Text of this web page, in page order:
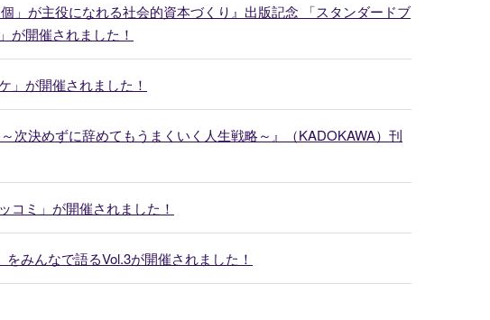
」が主役になれる社会的資本づくり』出版記念 「スタンダードブ
が開催されました！
」が開催されました！
次決めずに辞めてもうまくいく人生戦略～』（KADOKAWA）刊
ミ」が開催されました！
みんなで語るVol.3が開催されました！